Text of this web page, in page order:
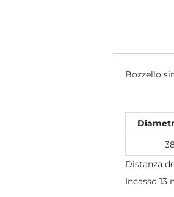
Bozzello
Distanza
Incasso 13